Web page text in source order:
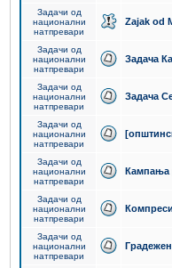
Задачи од
национални
натпревари
Zajak od
Задачи од
национални
натпревари
Задача
Задачи од
национални
натпревари
Задача
Задачи од
национални
натпревари
Задачи од
национални
натпревари
Кампања
Задачи од
национални
натпревари
Задачи од
национални
натпревари